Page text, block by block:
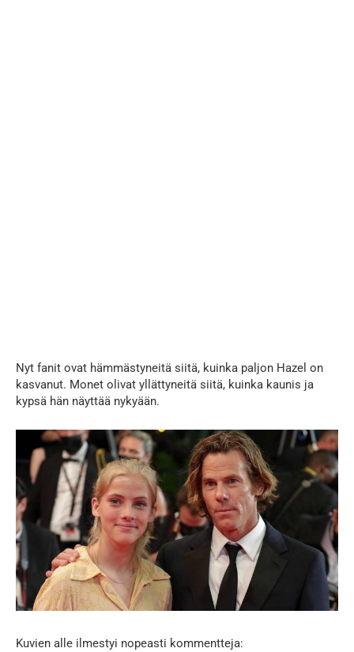
Nyt fanit ovat hämmästyneitä siitä, kuinka paljon Hazel on
kasvanut. Monet olivat yllättyneitä siitä, kuinka kaunis ja
kypsä hän näyttää nykyään.
Kuvien alle ilmestyi nopeasti kommentteja: